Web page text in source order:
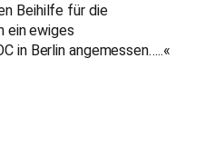
Beihilfe für die
ein ewiges
in Berlin angemessen…..«